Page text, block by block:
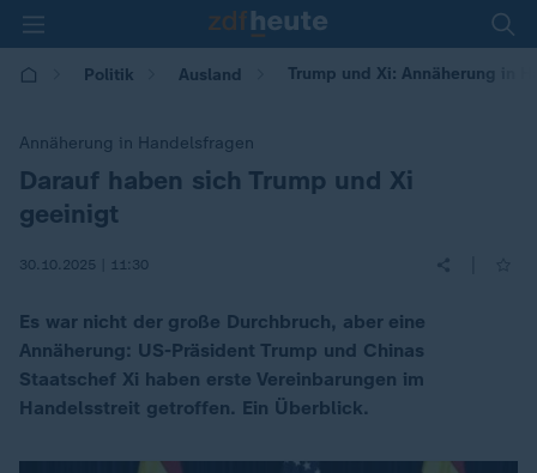
Politik Ausland Trump und Xi: Annäherung in
Annäherung in Handelsfragen
:Darauf haben sich Trump und Xi
geeinigt
30.10.2025 | 11:30
Es war nicht der große Durchbruch, aber eine
Annäherung: US-Präsident Trump und Chinas
Staatschef Xi haben erste Vereinbarungen im
Handelsstreit getroffen. Ein Überblick.